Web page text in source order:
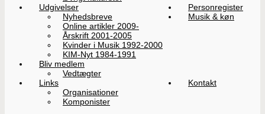
Udgivelser
Nyhedsbreve
Online artikler 2009-
Årskrift 2001-2005
Kvinder i Musik 1992-2000
KIM-Nyt 1984-1991
Personregister
Musik & køn
Bliv medlem
Vedtægter
Links
Organisationer
Komponister
Kontakt